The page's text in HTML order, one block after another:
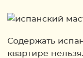
Содержать
квартире